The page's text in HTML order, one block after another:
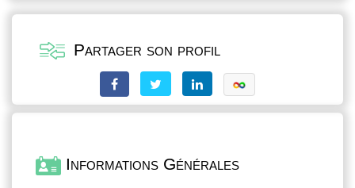
Partager son profil
Informations Générales